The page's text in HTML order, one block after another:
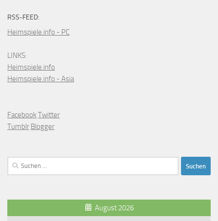
RSS-FEED:
Heimspiele.info - PC
LINKS:
Heimspiele.info
Heimspiele.info - Asia
FacebookTwitter
Tumblr Blogger
Suchen
nach:
August 2026